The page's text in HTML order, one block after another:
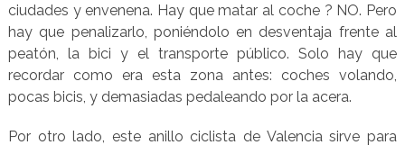
ciudades y envenena. Hay que matar al coche ? NO. Pero
hay que penalizarlo, poniéndolo en desventaja frente al
peatón, la bici y el transporte público. Solo hay que
recordar como era esta zona antes: coches volando,
pocas bicis, y demasiadas pedaleando por la acera.
Por otro lado, este anillo ciclista de Valencia sirve para